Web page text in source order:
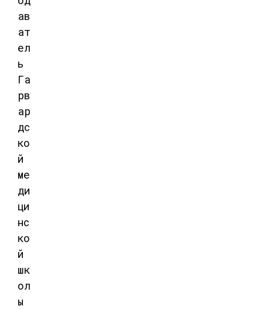
ав
ат
ел
ь
Га
рв
ар
дс
ко
й
ме
ди
ци
нс
ко
й
шк
ол
ы